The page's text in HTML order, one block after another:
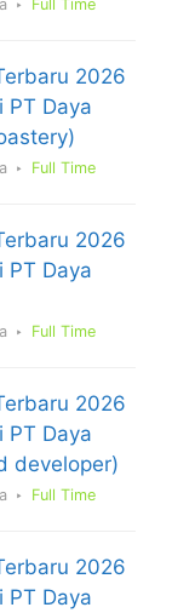
Full Time
2026
PT Daya
Full Time
2026
PT Daya
Full Time
2026
PT Daya
developer)
Full Time
2026
PT Daya